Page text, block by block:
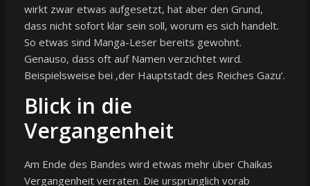
wirkt zwar etwas aufgesetzt, hat aber den Grund,
dass nicht sofort klar sein soll, worum es sich handelt.
So etwas sind Manga-Leser bereits gewohnt.
Genauso, dass oft auf Namen verzichtet wird.
Beispielsweise bei ‚der Hauptstadt des Reiches Gazu‘.
Blick in die
Vergangenheit
Am Ende des Bandes wird etwas mehr über Chaikas
Vergangenheit verraten. Die ursprünglich vorab